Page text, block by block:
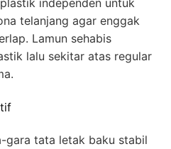
independen untuk
telanjang agar enggak
Lamun sehabis
lalu sekitar atas regular
gara tata letak baku stabil